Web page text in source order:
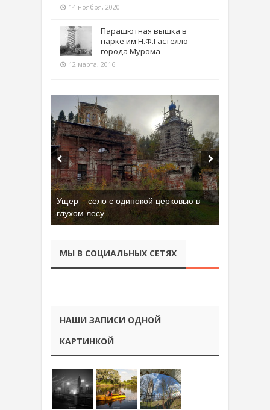
14 ноября, 2020
Парашютная вышка в
парке им Н.Ф.Гастелло
города Мурома
12 марта, 2016
Ущер – село с одинокой церковью в
глухом лесу
МЫ В СОЦИАЛЬНЫХ СЕТЯХ
НАШИ ЗАПИСИ ОДНОЙ
КАРТИНКОЙ